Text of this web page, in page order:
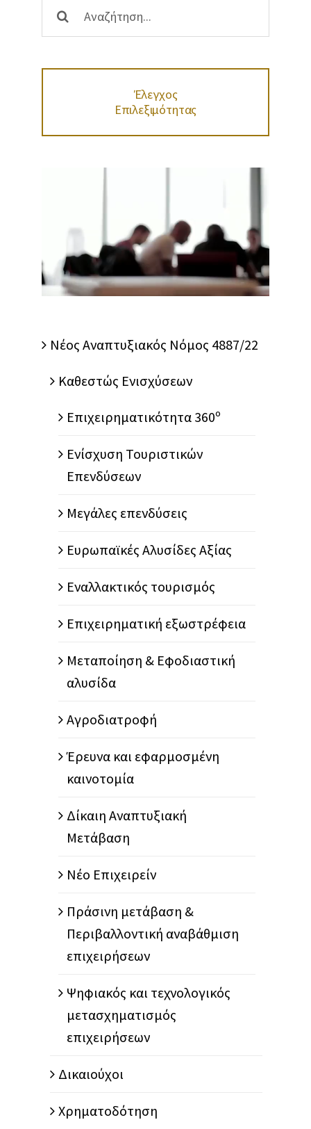
Έλεγχος
Επιλεξιμότητας
Nέος Αναπτυξιακός Νόμος 4887/22
Καθεστώς Ενισχύσεων
Επιχειρηματικότητα 360º
Ενίσχυση Τουριστικών
Επενδύσεων
Μεγάλες επενδύσεις
Ευρωπαϊκές Αλυσίδες Αξίας
Εναλλακτικός τουρισμός
Επιχειρηματική εξωστρέφεια
Μεταποίηση & Εφοδιαστική
αλυσίδα
Αγροδιατροφή
Έρευνα και εφαρμοσμένη
καινοτομία
Δίκαιη Αναπτυξιακή
Μετάβαση
Νέο Επιχειρείν
Πράσινη μετάβαση &
Περιβαλλοντική αναβάθμιση
επιχειρήσεων
Ψηφιακός και τεχνολογικός
μετασχηματισμός
επιχειρήσεων
Δικαιούχοι
Χρηματοδότηση